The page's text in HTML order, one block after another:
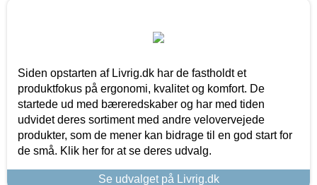
Siden opstarten af Livrig.dk har de fastholdt et
produktfokus på ergonomi, kvalitet og komfort. De
startede ud med bæreredskaber og har med tiden
udvidet deres sortiment med andre velovervejede
produkter, som de mener kan bidrage til en god start for
de små. Klik her for at se deres udvalg.
Se udvalget på Livrig.dk